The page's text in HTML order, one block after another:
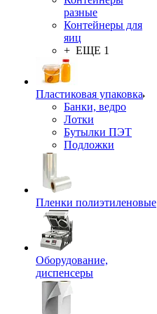
разные
Контейнеры для
яиц
+ ЕЩЕ 1
Пластиковая упаковка
Банки, ведро
Лотки
Бутылки ПЭТ
Подложки
Пленки полиэтиленовые
Оборудование,
диспенсеры